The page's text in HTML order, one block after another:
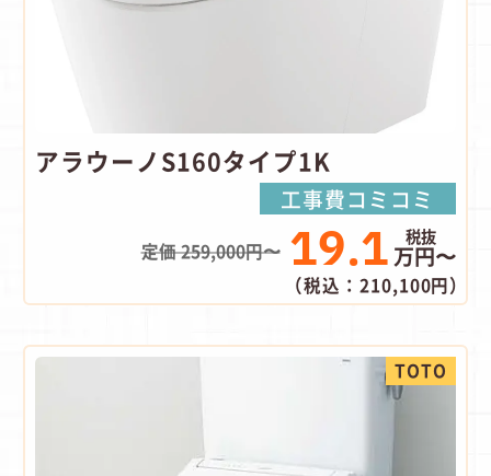
アラウーノS160タイプ1K
工事費コミコミ
定価 259,000円〜 19.1万円〜
（税込：210,100円）
TOTO